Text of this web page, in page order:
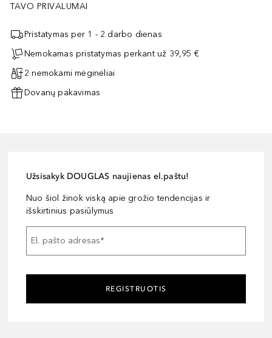
TAVO PRIVALUMAI
Pristatymas per 1 - 2 darbo dienas
Nemokamas pristatymas perkant už 39,95 €
2 nemokami mėginėliai
Dovanų pakavimas
Užsisakyk DOUGLAS naujienas el.paštu!
Nuo šiol žinok viską apie grožio tendencijas ir
išskirtinius pasiūlymus
El. pašto adresas*
REGISTRUOTIS